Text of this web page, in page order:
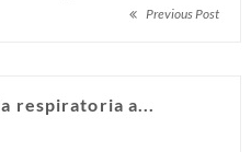
Previous Post
respiratoria a...